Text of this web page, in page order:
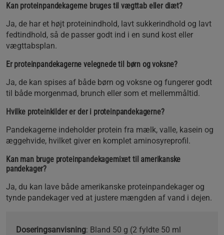
Kan proteinpandekagerne bruges til vægttab eller diæt?
Ja, de har et højt proteinindhold, lavt sukkerindhold og lavt
fedtindhold, så de passer godt ind i en sund kost eller
vægttabsplan.
Er proteinpandekagerne velegnede til børn og voksne?
Ja, de kan spises af både børn og voksne og fungerer godt
til både morgenmad, brunch eller som et mellemmåltid.
Hvilke proteinkilder er der i proteinpandekagerne?
Pandekagerne indeholder protein fra mælk, valle, kasein og
æggehvide, hvilket giver en komplet aminosyreprofil.
Kan man bruge proteinpandekagemixet til amerikanske
pandekager?
Ja, du kan lave både amerikanske proteinpandekager og
tynde pandekager ved at justere mængden af vand i dejen.
Doseringsanvisning: Bland 50 g (2 fyldte 50 ml